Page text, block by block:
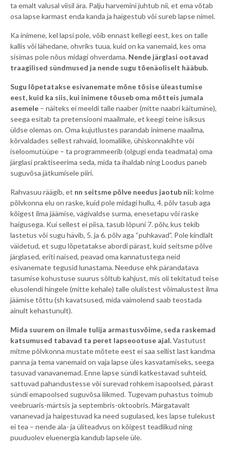
ta emalt valusal viisil ära. Palju harvemini juhtub nii, et ema võtab
osa lapse karmast enda kanda ja haigestub või sureb lapse nimel.
Ka inimene, kel lapsi pole, võib ennast kellegi eest, kes on talle
kallis või lähedane, ohvriks tuua, kuid on ka vanemaid, kes oma
sisimas pole nõus midagi ohverdama. Nende järglasi ootavad
traagilised sündmused ja nende sugu tõenäoliselt hääbub.
Sugu lõpetatakse esivanemate mõne tõsise üleastumise
eest, kuid ka siis, kui inimene tõuseb oma mõtteis jumala
asemele – näiteks ei meeldi talle naaber (mitte naabri käitumine),
seega esitab ta pretensiooni maailmale, et keegi teine isiksus
üldse olemas on. Oma kujutlustes parandab inimene maailma,
kõrvaldades sellest rahvaid, loomaliike, ühiskonnakihte või
iseloomutüüpe – ta programmeerib (olgugi enda teadmata) oma
järglasi praktiseerima seda, mida ta ihaldab ning Loodus paneb
suguvõsa jätkumisele piiri.
Rahvasuu räägib, et nn seitsme põlve needus jaotub nii: kolme
põlvkonna elu on raske, kuid pole midagi hullu, 4. põlv tasub aga
kõigest ilma jäämise, vägivaldse surma, enesetapu või raske
haigusega. Kui sellest ei piisa, tasub lõpuni 7. põlv, kus tekib
lastetus või sugu hävib, 5. ja 6. põlv aga “puhkavad”. Pole kindlalt
väidetud, et sugu lõpetatakse abordi pärast, kuid seitsme põlve
järglased, eriti naised, peavad oma kannatustega neid
esivanemate tegusid lunastama. Needuse ehk pärandatava
tasumise kohustuse suurus sõltub kahjust, mis oli tekitatud teise
elusolendi hingele (mitte kehale) talle olulistest võimalustest ilma
jäämise tõttu (sh kavatsused, mida vaimolend saab teostada
ainult kehastunult).
Mida suurem on ilmale tulija armastusvõime, seda raskemad
katsumused tabavad ta peret lapseootuse ajal.Vastutust
mitme põlvkonna mustate mõtete eest ei saa sellist last kandma
panna ja tema vanemaid on vaja lapse üles kasvatamiseks, seega
tasuvad vanavanemad. Enne lapse sündi katkestavad suhteid,
sattuvad pahandustesse või surevad rohkem isapoolsed, pärast
sündi emapoolsed suguvõsa liikmed. Tugevam puhastus toimub
veebruaris-märtsis ja septembris-oktoobris. Märgatavalt
vananevad ja haigestuvad ka need sugulased, kes lapse tulekust
ei tea – nende ala- ja üliteadvus on kõigest teadlikud ning
puuduolev eluenergia kandub lapsele üle.